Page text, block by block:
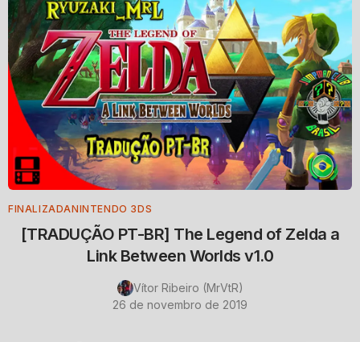
FINALIZADANINTENDO 3DS
[TRADUÇÃO PT-BR] The Legend of Zelda a
Link Between Worlds v1.0
Vítor Ribeiro (MrVtR)
26 de novembro de 2019